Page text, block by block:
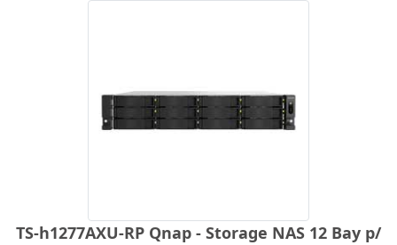
TS-h1277AXU-RP Qnap - Storage NAS 12 Bay p/